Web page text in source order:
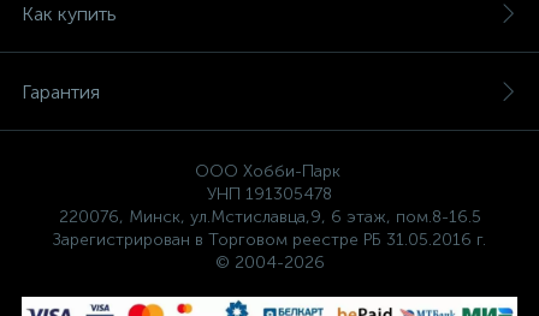
Как купить
Гарантия
ООО Хобби-Парк
УНП 191305478
220076, Минск, ул.Мстиславца,9, 6 этаж, пом.8-16.5
Зарегистрирован в Торговом реестре РБ 31.05.2016 г.
© 2004-2026